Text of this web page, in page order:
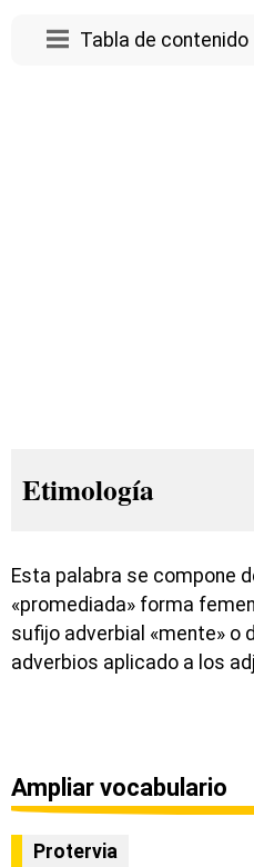
Tabla de contenido
Etimología
Esta palabra se compone
«promediada» forma
sufijo adverbial «mente» o
adverbios aplicado a los
Ampliar vocabulario
Protervia